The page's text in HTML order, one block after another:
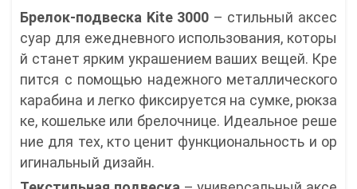
Брелок-подвеска Kite 3000 – стильный аксес
суар для ежедневного использования, которы
й станет ярким украшением ваших вещей. Кре
пится с помощью надежного металлического
карабина и легко фиксируется на сумке, рюкза
ке, кошельке или брелочнице. Идеальное реше
ние для тех, кто ценит функциональность и ор
игинальный дизайн.